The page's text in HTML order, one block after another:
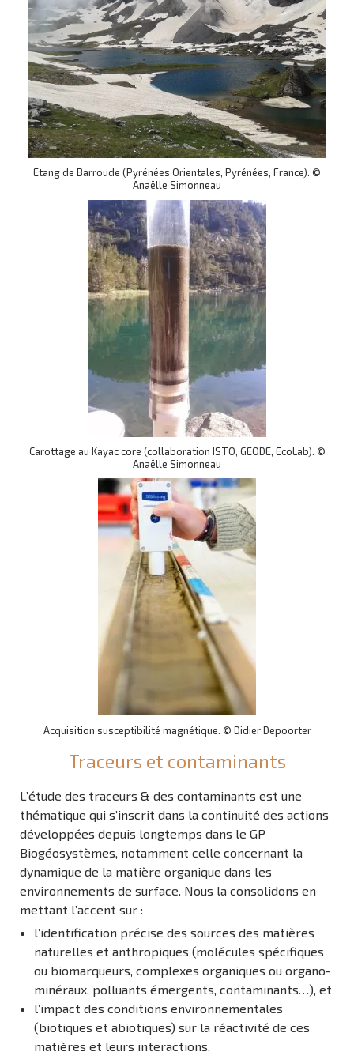
Etang de Barroude (Pyrénées Orientales, Pyrénées, France). ©
Anaëlle Simonneau
Carottage au Kayac core (collaboration ISTO, GEODE, EcoLab). ©
Anaëlle Simonneau
Acquisition susceptibilité magnétique. © Didier Depoorter
Traceurs et contaminants
L’étude des traceurs & des contaminants est une
thématique qui s’inscrit dans la continuité des actions
développées depuis longtemps dans le GP
Biogéosystèmes, notamment celle concernant la
dynamique de la matière organique dans les
environnements de surface. Nous la consolidons en
mettant l’accent sur :
l’identification précise des sources des matières
naturelles et anthropiques (molécules spécifiques
ou biomarqueurs, complexes organiques ou organo-
minéraux, polluants émergents, contaminants…), et
l’impact des conditions environnementales
(biotiques et abiotiques) sur la réactivité de ces
matières et leurs interactions.